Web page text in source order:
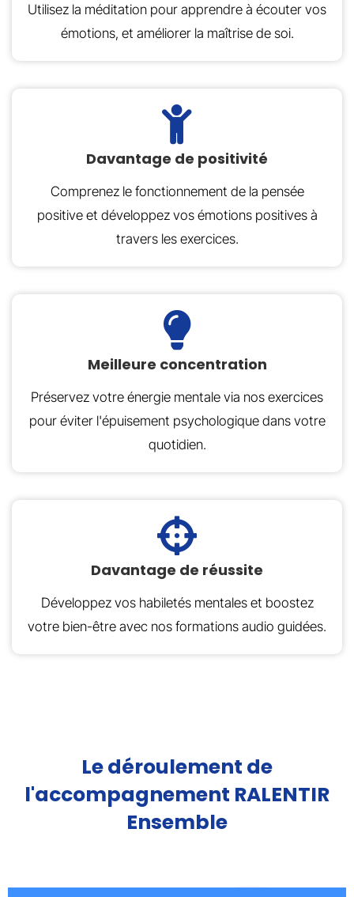
Utilisez la méditation pour apprendre à écouter vos
émotions, et améliorer la maîtrise de soi.
Davantage de positivité
Comprenez le fonctionnement de la pensée
positive et développez vos émotions positives à
travers les exercices.
Meilleure concentration
Préservez votre énergie mentale via nos exercices
pour éviter l'épuisement psychologique dans votre
quotidien.
Davantage de réussite
Développez vos habiletés mentales et boostez
votre bien-être avec nos formations audio guidées.
Le déroulement de
l'accompagnement RALENTIR
Ensemble